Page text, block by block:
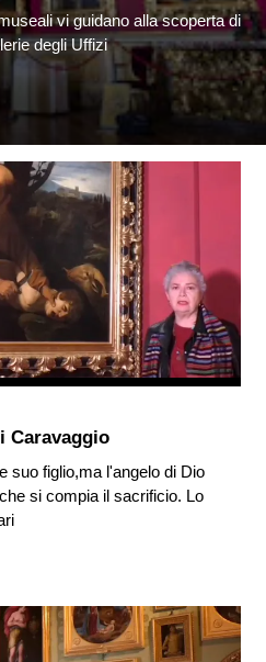
vi guidano alla scoperta di
degli Uffizi
Caravaggio
suo figlio,ma l'angelo di Dio
si compia il sacrificio. Lo